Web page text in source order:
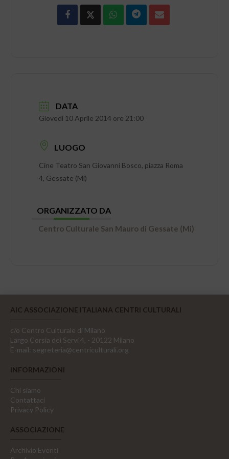
DATA
Giovedì 10 Aprile 2014 ore 21:00
LUOGO
Cine Teatro San Giovanni Bosco, piazza Roma
4, Gessate (Mi)
ORGANIZZATO DA
Centro Culturale San Mauro di Gessate (Mi)
AIC ASSOCIAZIONE ITALIANA CENTRI CULTURALI
c/o Centro Culturale di Milano
Largo Corsia dei Servi 4, - 20122 Milano
E-mail: segreteria@centriculturali.org
INFORMAZIONI
Chi siamo
Contattaci
Privacy Policy
ASSOCIAZIONE
Archivio Eventi